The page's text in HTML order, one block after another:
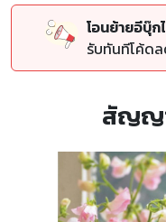
โอนย้ายอีบุ๊ก
รับทันทีโค้ด
สัญญ